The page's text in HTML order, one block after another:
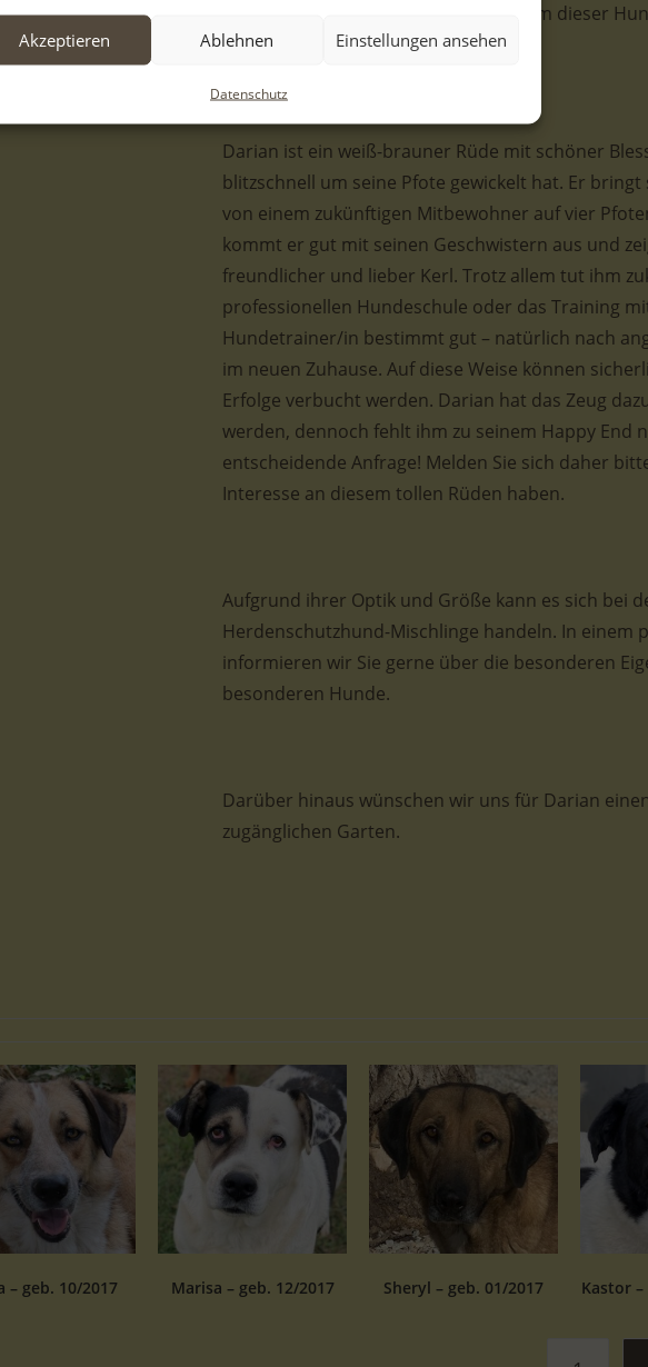
Akzeptieren Ablehnen Einstellungen ansehen
Datenschutz
und finden Ihr „Perfect Match“ in einem dieser
lesen Sie gerne weiter.
Darian ist ein weiß-brauner Rüde mit schöner
blitzschnell um seine Pfote gewickelt hat. Er
von einem zukünftigen Mitbewohner auf vier
kommt er gut mit seinen Geschwistern aus und
freundlicher und lieber Kerl. Trotz allem tut ihm
professionellen Hundeschule oder das Training
Hundetrainer/in bestimmt gut – natürlich nach
im neuen Zuhause. Auf diese Weise können
Erfolge verbucht werden. Darian hat das Zeug
werden, dennoch fehlt ihm zu seinem Happy End
entscheidende Anfrage! Melden Sie sich daher
Interesse an diesem tollen Rüden haben.
Aufgrund ihrer Optik und Größe kann es sich bei
Herdenschutzhund-Mischlinge handeln. In einem
informieren wir Sie gerne über die besonderen
besonderen Hunde.
Darüber hinaus wünschen wir uns für Darian
zugänglichen Garten.
– geb. 10/2017 Marisa – geb. 12/2017 Sheryl – geb. 01/2017 Kastor –